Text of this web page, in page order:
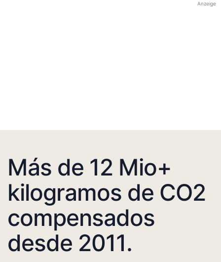
Anzeige
Más de 12 Mio+
kilogramos de CO2
compensados
desde 2011.